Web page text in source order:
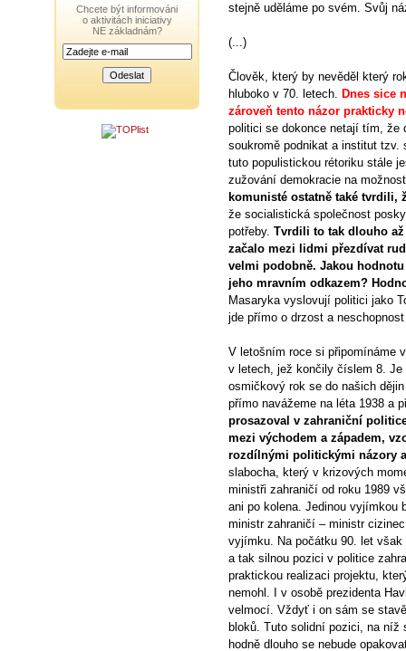
stejně uděláme po svém. Svůj
(...)
Člověk, který by nevěděl který
hluboko v 70. letech. Dnes sice
zároveň tento názor prakticky
politici se dokonce netají tím, že
soukromě podnikat a institut tzv.
tuto populistickou rétoriku stále
zužování demokracie na
komunisté ostatně také tvrdili,
že socialistická společnost
potřeby. Tvrdili to tak dlouho
začalo mezi lidmi přezdívat
velmi podobně. Jakou
jeho mravním odkazem?
Masaryka vyslovují politici jako
jde přímo o drzost a
V letošním roce si připomínáme
v letech, jež končily číslem 8.
osmičkový rok se do našich
přímo navážeme na léta 1938 a
prosazoval v zahraniční
mezi východem a západem,
rozdílnými politickými názory
slabocha, který v krizových
ministři zahraničí od roku 1989
ani po kolena. Jedinou vyjímkou
ministr zahraničí – ministr
vyjímku. Na počátku 90. let
a tak silnou pozici v politice
praktickou realizaci projektu,
nemohl. I v osobě prezidenta
velmocí. Vždyť i on sám se
bloků. Tuto solidní pozici, na níž
hodně dlouho se nebude
Chcete být informováni
o aktivitách iniciativy
NE základnám?